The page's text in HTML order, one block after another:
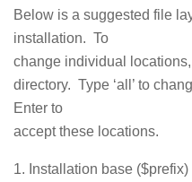
验
收
藏
持
建
议
Below is a suggested file
installation. To
change individual
directory. Type ‘all’ to
Enter to
accept these locations.
1. Installation base